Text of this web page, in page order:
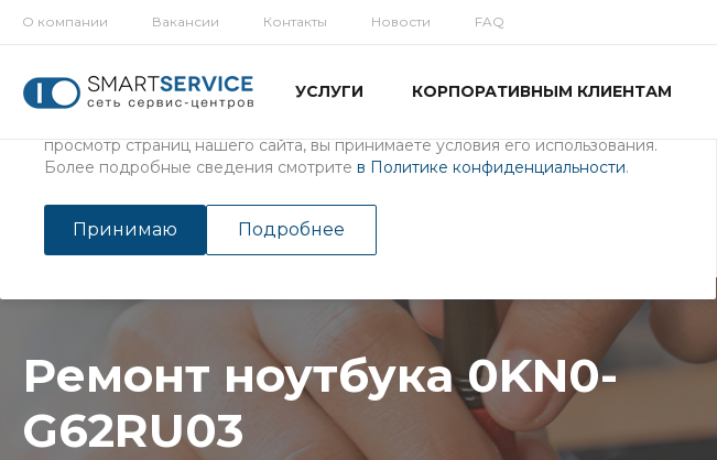
Мы используем файлы cookie, разработанные нашими специалистами и
просмотр страниц нашего сайта, вы принимаете условия его использования.
Более подробные сведения смотрите в Политике конфиденциальности.
Принимаю Подробнее
О компании Вакансии Контакты Новости FAQ
УСЛУГИ КОРПОРАТИВНЫМ КЛИЕНТАМ
Ремонт ноутбука 0KN0-G62RU03
Ремонт ноутбука 0KN0-
G62RU03